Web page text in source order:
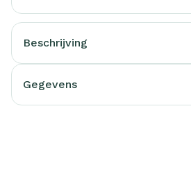
Beschrijving
Gegevens